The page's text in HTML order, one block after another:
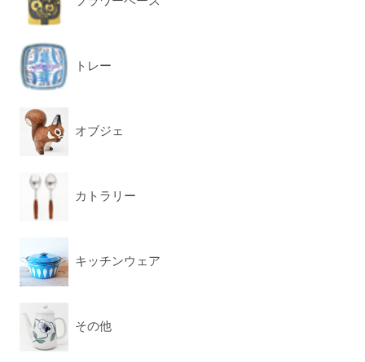
トレー
オブジェ
カトラリー
キッチンウェア
その他